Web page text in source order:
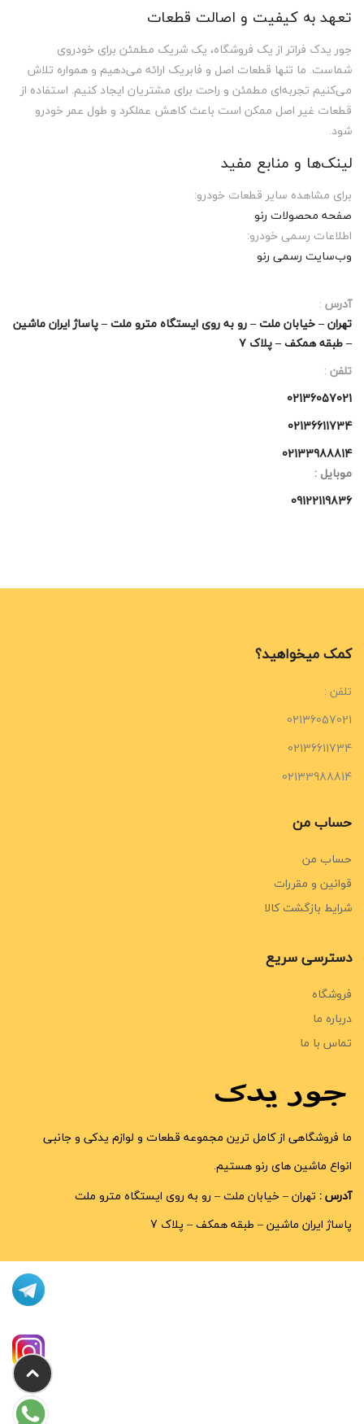
تعهد به کیفیت و اصالت قطعات
جور یدک فراتر از یک فروشگاه، یک شریک مطمئن برای خودروی
شماست. ما تنها قطعات اصل و فابریک ارائه می‌دهیم و همواره تلاش
می‌کنیم تجربه‌ای مطمئن و راحت برای مشتریان ایجاد کنیم. استفاده از
قطعات غیر اصل ممکن است باعث کاهش عملکرد و طول عمر خودرو
شود.
لینک‌ها و منابع مفید
برای مشاهده سایر قطعات خودرو:
صفحه محصولات رنو
اطلاعات رسمی خودرو:
وب‌سایت رسمی رنو
آدرس :
تهران – خیابان ملت – رو به روی ایستگاه مترو ملت – پاساژ ایران ماشین
– طبقه همکف – پلاک ۷
تلفن :
02136057021
02136611734
02133988814
موبایل :
09122119836
کمک میخواهید؟
تلفن :
02136057021
02136611734
02133988814
حساب من
حساب من
قوانین و مقررات
شرایط بازگشت کالا
دسترسی سریع
فروشگاه
درباره ما
تماس با ما
ما فروشگاهی از کامل ترین مجموعه قطعات و لوازم یدکی و جانبی
انواع ماشین های رنو هستیم.
آدرس : تهران – خیابان ملت – رو به روی ایستگاه مترو ملت
پاساژ ایران ماشین – طبقه همکف – پلاک 7